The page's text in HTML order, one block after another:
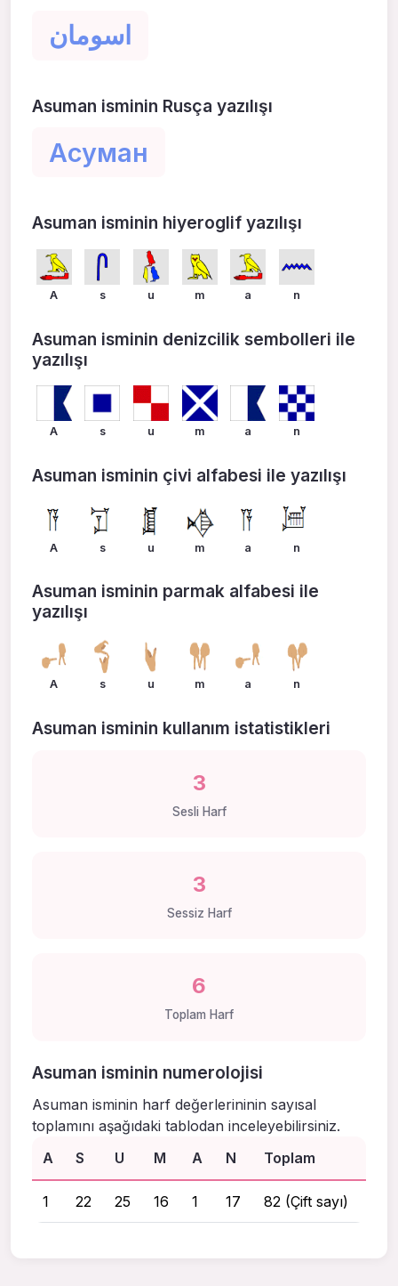
اسومان
Asuman isminin Rusça yazılışı
Асуман
Asuman isminin hiyeroglif yazılışı
A s u m a n
Asuman isminin denizcilik sembolleri ile
yazılışı
A s u m a n
Asuman isminin çivi alfabesi ile yazılışı
A s u m a n
Asuman isminin parmak alfabesi ile
yazılışı
A s u m a n
Asuman isminin kullanım istatistikleri
3
Sesli Harf
3
Sessiz Harf
6
Toplam Harf
Asuman isminin numerolojisi
Asuman isminin harf değerlerininin sayısal
toplamını aşağıdaki tablodan inceleyebilirsiniz.
A
S U M A N Toplam
1 22 25 16 1 17 82 (Çift sayı)